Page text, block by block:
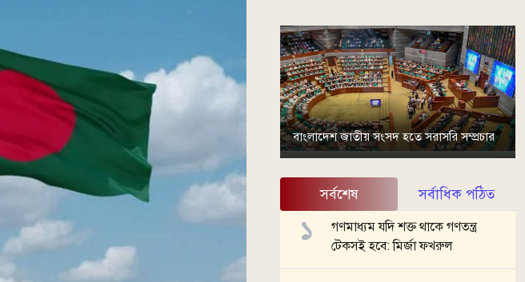
বাংলাদেশ জাতীয় সংসদ হতে সরাসরি সম্প্রচার
সর্বশেষ সর্বাধিক পঠিত
গণমাধ্যম যদি শক্ত থাকে গণতন্ত্র
টেকসই হবে: মির্জা ফখরুল